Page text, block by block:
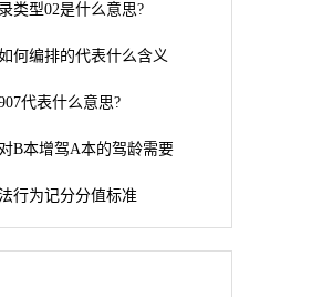
类型02是什么意思?
何编排的代表什么含义
代表什么意思?
B本增驾A本的驾龄需要
行为记分分值标准